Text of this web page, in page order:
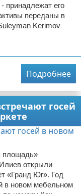
принадлежат его
переданы в
Kerimov
Подробнее
госей
площадь»
открыли
«Гранд Юг». Год
в новом мебельном